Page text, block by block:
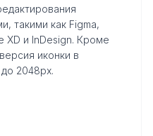
такими как Figma,
XD и InDesign. Кроме
иконки в
2048px.